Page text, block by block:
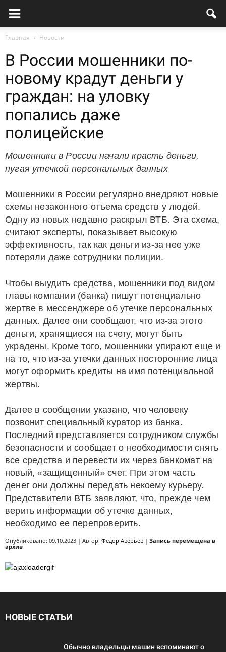
Главная Новости
В России мошенники по-
новому крадут деньги у
граждан: на уловку
попались даже
полицейские
Мошенники в России начали красть деньги,
пугая утечкой персональных данных
Мошенники в России регулярно внедряют новые
схемы незаконного отъема средств у людей.
Одну из новых недавно раскрыл ВТБ. Эта схема,
считают эксперты, показывает высокую
эффективность, так как деньги из-за нее уже
потеряли даже сотрудники полиции.
Чтобы выудить средства, мошенники под видом
главы компании (банка) пишут потенциально
жертве в мессенджере об утечке персональных
данных. Далее они сообщают, что из-за этого
деньги, хранящиеся на счету, могут быть
украдены. Кроме того, мошенники упирают еще и
на то, что из-за утечки данных посторонние лица
могут оформить кредиты на имя потенциальной
жертвы.
Далее в сообщении указано, что человеку
позвонит специальный куратор из банка.
Последний представляется сотрудником службы
безопасности и сообщает о необходимости снять
все средства и перевести их через банкомат на
новый, «защищенный» счет. При этом часть
денег они должны передать некоему курьеру.
Представители ВТБ заявляют, что, прежде чем
верить информации об утечке данных,
необходимо ее перепроверить.
Опубликовано: 09.10.2023 | Автор: Федор Аверьев | Запись перемещена в
архив
НОВЫЕ СТАТЬИ
Обычно владельцы машин вспоминают о